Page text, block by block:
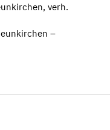
verh.
–